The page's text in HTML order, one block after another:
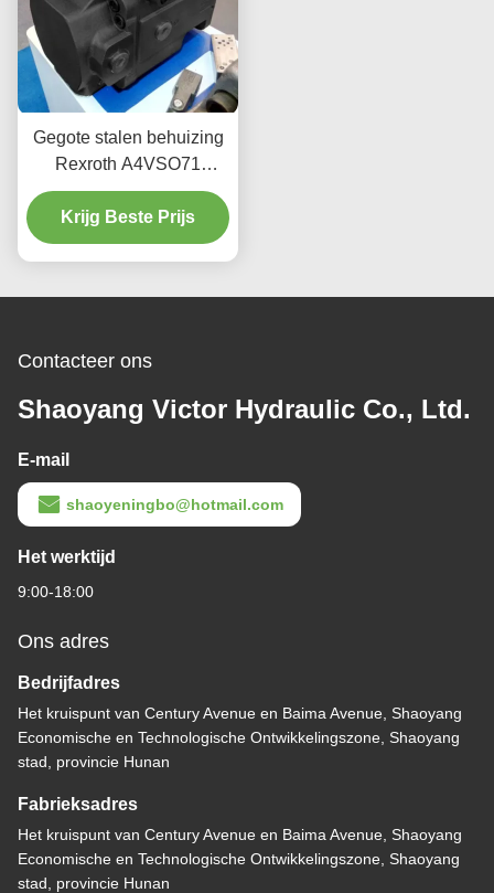
Gegote stalen behuizing
Rexroth A4VSO71
zuigerpomp 2200 RPM
Industriële hydraulica
Krijg Beste Prijs
Contacteer ons
Shaoyang Victor Hydraulic Co., Ltd.
E-mail
shaoyeningbo@hotmail.com
Het werktijd
9:00-18:00
Ons adres
Bedrijfadres
Het kruispunt van Century Avenue en Baima Avenue, Shaoyang
Economische en Technologische Ontwikkelingszone, Shaoyang
stad, provincie Hunan
Fabrieksadres
Het kruispunt van Century Avenue en Baima Avenue, Shaoyang
Economische en Technologische Ontwikkelingszone, Shaoyang
stad, provincie Hunan